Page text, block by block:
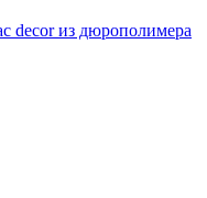
decor из дюрополимера